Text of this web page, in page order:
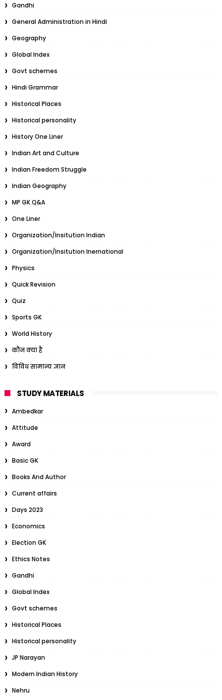
Gandhi
General Administration in Hindi
Geography
Global Index
Govt schemes
Hindi Grammar
Historical Places
Historical personality
History One Liner
Indian Art and Culture
Indian Freedom Struggle
Indian Geography
MP GK Q&A
One Liner
Organization/Insitution Indian
Organization/Insitution Inernational
Physics
Quick Revision
Quiz
Sports GK
World History
कौन क्या है
विविध सामान्य ज्ञान
STUDY MATERIALS
Ambedkar
Attitude
Award
Basic GK
Books And Author
Current affairs
Days 2023
Economics
Election GK
Ethics Notes
Gandhi
Global Index
Govt schemes
Historical Places
Historical personality
JP Narayan
Modern Indian History
Nehru